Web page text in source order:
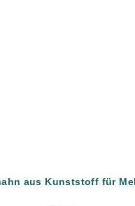
aus Kunststoff für